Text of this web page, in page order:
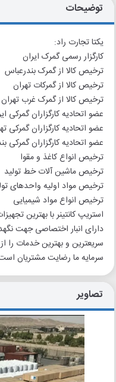
توضیحات
یکتا تجارت راد:
کارگزار رسمی گمرک ایران
ترخیص کالا از گمرک بندرعباس
ترخیص کالا از گمرکات تهران
ترخیص کالا از گمرک غرب تهران
عضو اتحادیه کارگزاران گمرکی
عضو اتحادیه کارگزاران گمرکی
عضو اتحادیه کارگزاران گمرکی
ترخیص انواع کاغذ و مقوا
ترخیص ماشین آلات خط تولید
ترخیص مواد اولیه واحدهای
ترخیص انواع مواد شیمیایی
استریپ کانتینر با بهترین
دارای انبار اختصاصی جهت
سریعترین و بهترین خدمات را
سرمایه ما رضایت مشتریان
تصاویر